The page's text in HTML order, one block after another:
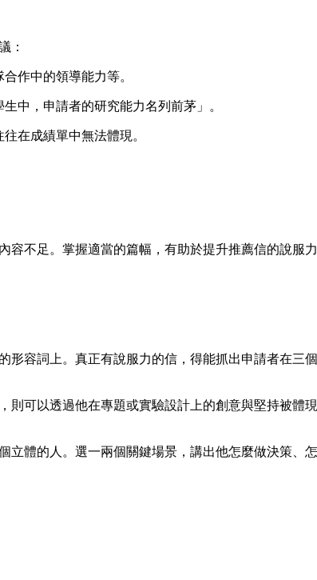
：
作中的領導能力等。
中，申請者的研究能力名列前茅」。
在成績單中無法體現。
不足。掌握適當的篇幅，有助於提升推薦信的說服力
容詞上。真正有說服力的信，得能抓出申請者在三
可以透過他在專題或實驗設計上的創意與堅持被體
體的人。選一兩個關鍵場景，講出他怎麼做決策、